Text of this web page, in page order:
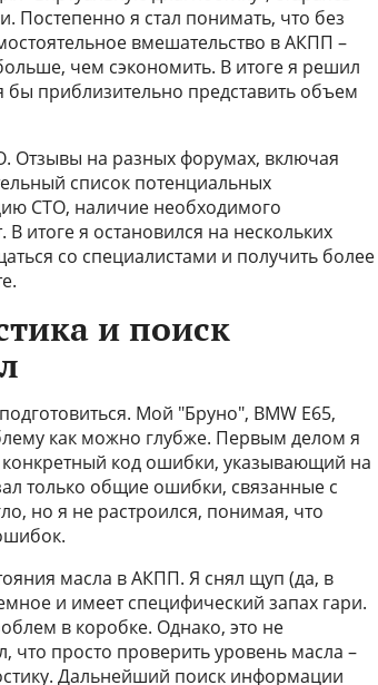
я стал понимать, что без
вмешательство в АКПП –
чем сэкономить. В итоге я решил
бы приблизительно представить объем
Отзывы на разных форумах, включая
список потенциальных
СТО, наличие необходимого
итоге я остановился на нескольких
со специалистами и получить более
и поиск
Мой "Бруно", BMW E65,
как можно глубже. Первым делом я
конкретный код ошибки, указывающий на
только общие ошибки, связанные с
но я не растроился, понимая, что
масла в АКПП. Я снял щуп (да, в
и имеет специфический запах гари.
в коробке. Однако, это не
что просто проверить уровень масла –
Дальнейший поиск информации